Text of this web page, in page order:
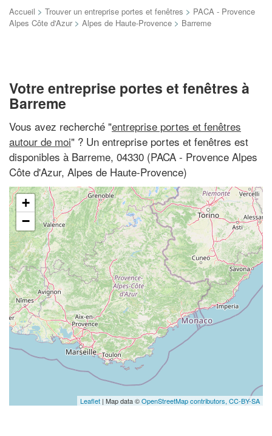
Accueil > Trouver un entreprise portes et fenêtres > PACA - Provence
Alpes Côte d'Azur > Alpes de Haute-Provence > Barreme
Votre entreprise portes et fenêtres à
Barreme
Vous avez recherché "entreprise portes et fenêtres
autour de moi" ? Un entreprise portes et fenêtres est
disponibles à Barreme, 04330 (PACA - Provence Alpes
Côte d'Azur, Alpes de Haute-Provence)
+
−
Leaflet | Map data ©OpenStreetMap contributors, CC-BY-SA